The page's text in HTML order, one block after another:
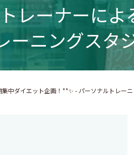
レーナーに
ニングスタ
中ダイエット企画！**✨ - パーソナルトレーニ